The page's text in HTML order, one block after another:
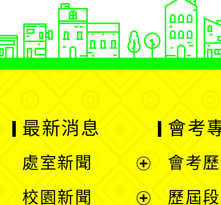
最新消息
處室新聞
校園新聞
會考
會考
歷屆